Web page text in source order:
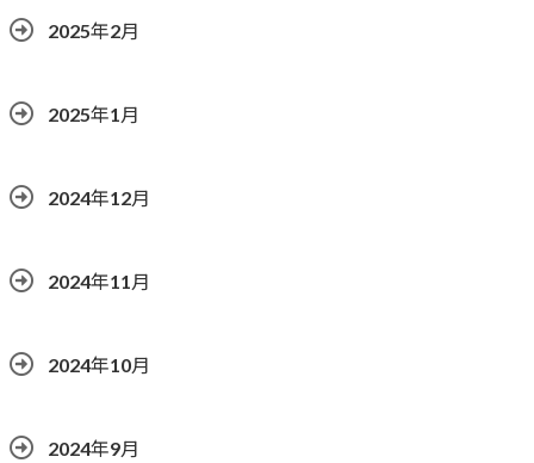
2025年2月
2025年1月
2024年12月
2024年11月
2024年10月
2024年9月